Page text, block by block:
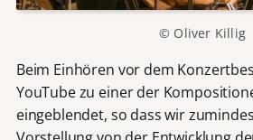
© Oliver Killig
Beim Einhören vor dem
YouTube zu einer der
eingeblendet, so dass wir